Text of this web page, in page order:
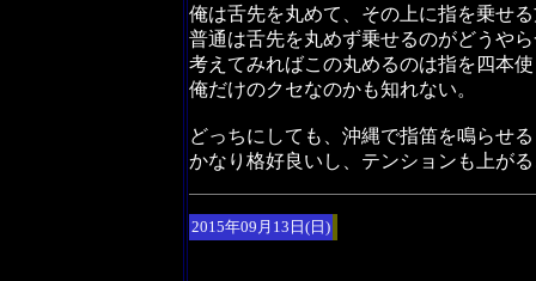
俺は舌先を丸めて、その上に指を乗せ
普通は舌先を丸めず乗せるのがどうや
考えてみればこの丸めるのは指を四本
俺だけのクセなのかも知れない。
どっちにしても、沖縄で指笛を鳴らせ
かなり格好良いし、テンションも上が
2015年09月13日(日)